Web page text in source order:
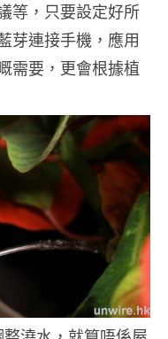
等，只要設定好所
芽連接手機，應用
需要，更會根據植